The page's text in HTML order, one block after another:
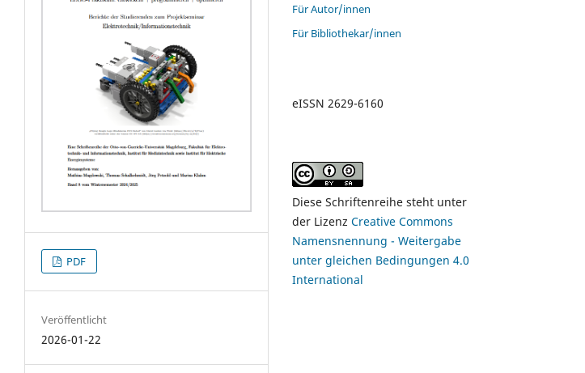
PDF
Veröffentlicht
2026-01-22
Für Autor/innen
Für Bibliothekar/innen
eISSN 2629-6160
Diese Schriftenreihe steht unter
der Lizenz Creative Commons
Namensnennung - Weitergabe
unter gleichen Bedingungen 4.0
International